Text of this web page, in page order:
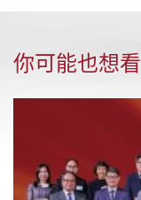
你可能也想看